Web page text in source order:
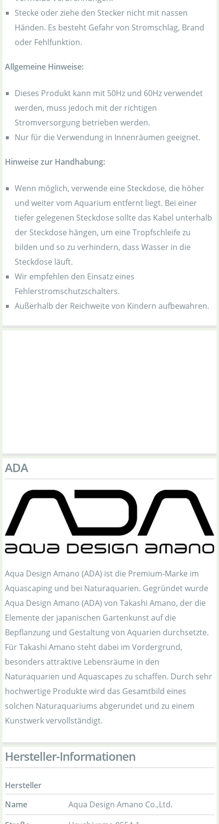
Stecke oder ziehe den Stecker nicht mit nassen
Händen. Es besteht Gefahr von Stromschlag, Brand
oder Fehlfunktion.
Allgemeine Hinweise:
Dieses Produkt kann mit 50Hz und 60Hz verwendet
werden, muss jedoch mit der richtigen
Stromversorgung betrieben werden.
Nur für die Verwendung in Innenräumen geeignet.
Hinweise zur Handhabung:
Wenn möglich, verwende eine Steckdose, die höher
und weiter vom Aquarium entfernt liegt. Bei einer
tiefer gelegenen Steckdose sollte das Kabel unterhalb
der Steckdose hängen, um eine Tropfschleife zu
bilden und so zu verhindern, dass Wasser in die
Steckdose läuft.
Wir empfehlen den Einsatz eines
Fehlerstromschutzschalters.
Außerhalb der Reichweite von Kindern aufbewahren.
ADA
Aqua Design Amano (ADA) ist die Premium-Marke im
Aquascaping und bei Naturaquarien. Gegründet wurde
Aqua Design Amano (ADA) von Takashi Amano, der die
Elemente der japanischen Gartenkunst auf die
Bepflanzung und Gestaltung von Aquarien durchsetzte.
Für Takashi Amano steht dabei im Vordergrund,
besonders attraktive Lebensräume in den
Naturaquarien und Aquascapes zu schaffen. Durch sehr
hochwertige Produkte wird das Gesamtbild eines
solchen Naturaquariums abgerundet und zu einem
Kunstwerk vervollständigt.
Hersteller-Informationen
Hersteller
Name
Aqua Design Amano Co.,Ltd.